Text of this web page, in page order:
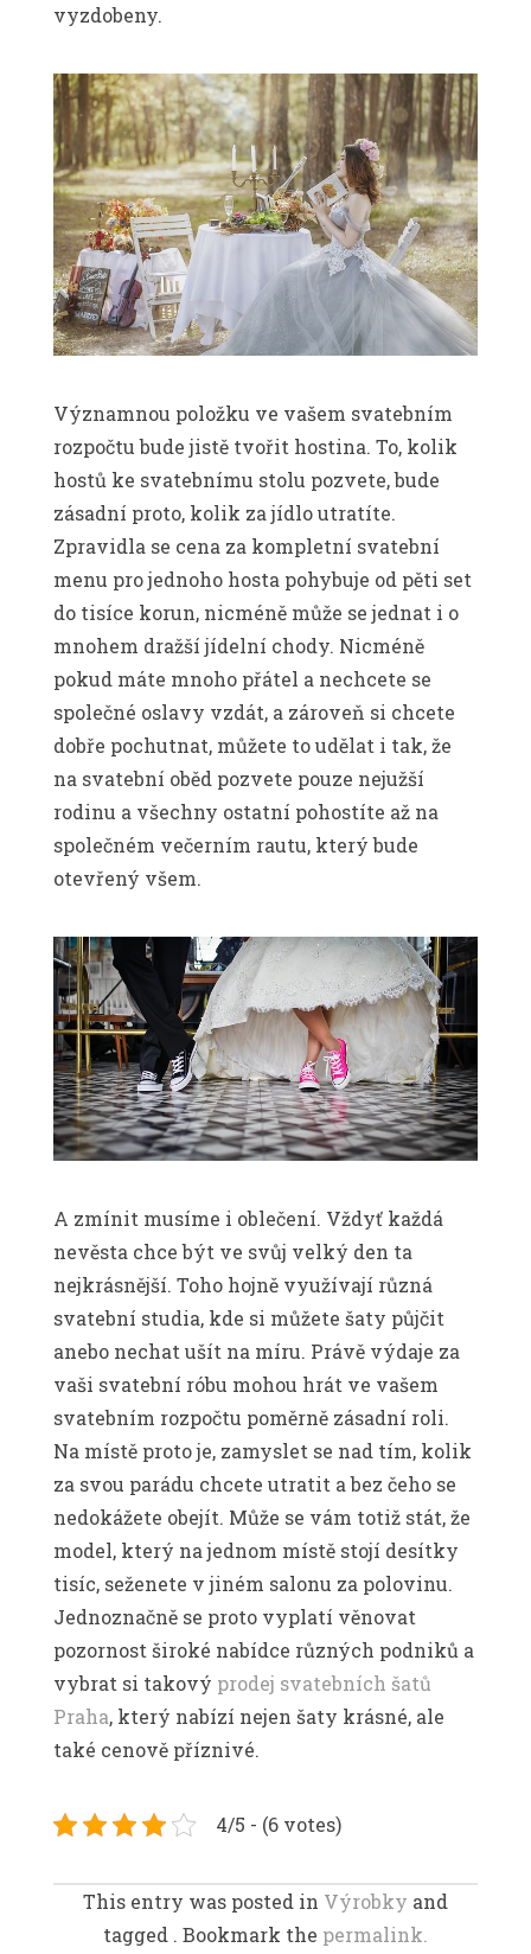
vyzdobeny.
Významnou položku ve vašem svatebním
rozpočtu bude jistě tvořit hostina. To, kolik
hostů ke svatebnímu stolu pozvete, bude
zásadní proto, kolik za jídlo utratíte.
Zpravidla se cena za kompletní svatební
menu pro jednoho hosta pohybuje od pěti set
do tisíce korun, nicméně může se jednat i o
mnohem dražší jídelní chody. Nicméně
pokud máte mnoho přátel a nechcete se
společné oslavy vzdát, a zároveň si chcete
dobře pochutnat, můžete to udělat i tak, že
na svatební oběd pozvete pouze nejužší
rodinu a všechny ostatní pohostíte až na
společném večerním rautu, který bude
otevřený všem.
A zmínit musíme i oblečení. Vždyť každá
nevěsta chce být ve svůj velký den ta
nejkrásnější. Toho hojně využívají různá
svatební studia, kde si můžete šaty půjčit
anebo nechat ušít na míru. Právě výdaje za
vaši svatební róbu mohou hrát ve vašem
svatebním rozpočtu poměrně zásadní roli.
Na místě proto je, zamyslet se nad tím, kolik
za svou parádu chcete utratit a bez čeho se
nedokážete obejít. Může se vám totiž stát, že
model, který na jednom místě stojí desítky
tisíc, seženete v jiném salonu za polovinu.
Jednoznačně se proto vyplatí věnovat
pozornost široké nabídce různých podniků a
vybrat si takový prodej svatebních šatů
Praha, který nabízí nejen šaty krásné, ale
také cenově příznivé.
4/5 - (6 votes)
This entry was posted in Výrobky and
tagged . Bookmark the permalink.